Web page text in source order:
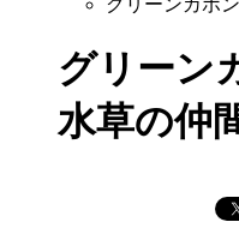
グリーンカボ
グリーン
水草の仲